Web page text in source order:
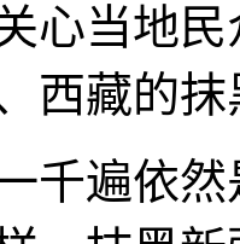
心当地
西藏的
遍依然